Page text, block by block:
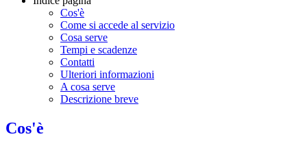
Cos'è
Come si accede al servizio
Cosa serve
Tempi e scadenze
Contatti
Ulteriori informazioni
A cosa serve
Descrizione breve
Cos'è